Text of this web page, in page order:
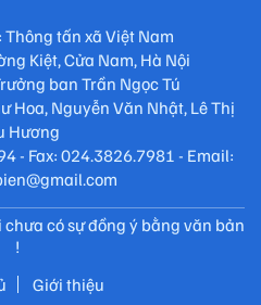
tấn xã Việt Nam
Kiệt, Cửa Nam, Hà Nội
ban Trần Ngọc Tú
Hoa, Nguyễn Văn Nhật, Lê Thị
Hương
- Fax: 024.3826.7981 - Email:
có sự đồng ý bằng văn bản
!
Giới thiệu